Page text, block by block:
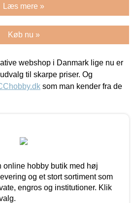
Læs mere »
Køb nu »
webshop i Danmark lige nu er
til skarpe priser. Og
som man kender fra de
online hobby butik med høj
og et stort sortiment som
engros og institutioner. Klik